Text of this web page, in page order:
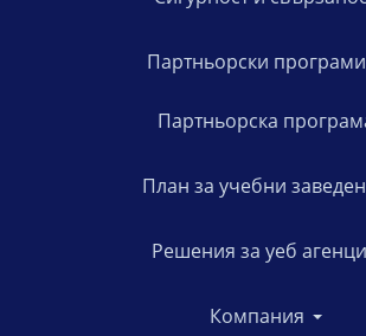
Партньорски програми
Партньорска
План за учебни
Решения за уеб
Компания